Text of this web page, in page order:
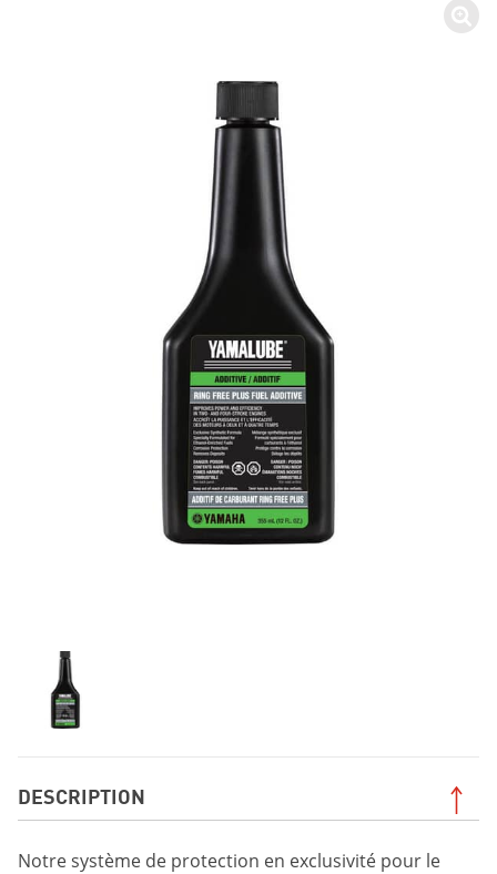
DESCRIPTION
Notre système de protection en exclusivité pour le